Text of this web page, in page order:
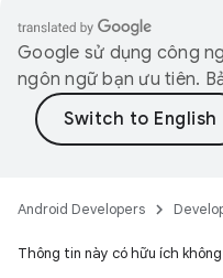
Google sử dụng công
ngôn ngữ bạn ưu tiên.
Android Developers
Thông tin này có hữu ích